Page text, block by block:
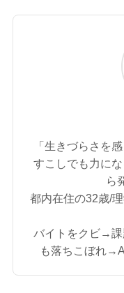
「生きづらさを
すこしでも力に
ら
都内在住の32歳/
バイトをクビ→
も落ちこぼれ